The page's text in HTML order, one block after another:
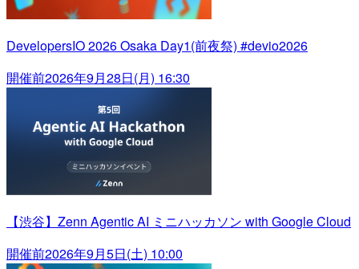
DevelopersIO 2026 Osaka Day1(前夜祭) #devio2026
開催前2026年9月28日(月) 16:30
【渋谷】Zenn Agentic AI ミニハッカソン with Google Cloud
開催前2026年9月5日(土) 10:00